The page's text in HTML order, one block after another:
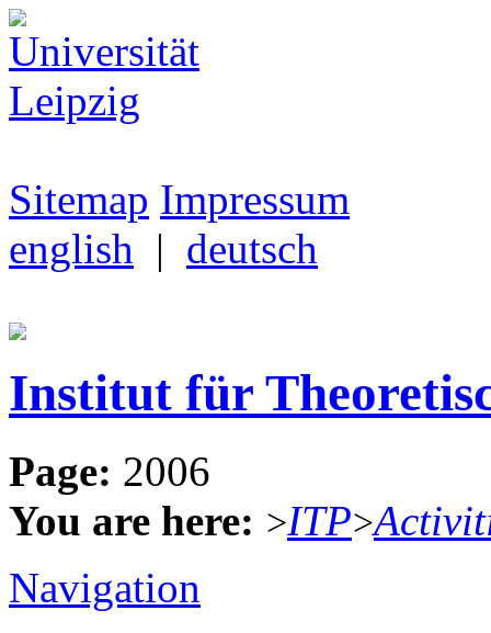
Sitemap Impressum
english | deutsch
Institut für
Page: 2006
You are here: >ITP>
Navigation